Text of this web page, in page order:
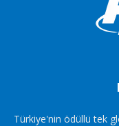
Türkiye'nin ödüllü tek